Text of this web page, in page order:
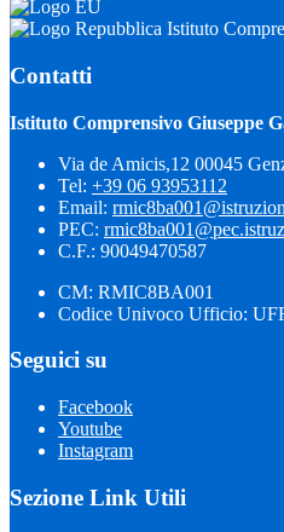
Istituto
Contatti
Istituto Comprensivo Giuseppe
Via de Amicis,12 00045
Tel: +39 06 93953112
Email:
PEC:
C.F.: 90049470587
CM: RMIC8BA001
Codice Univoco Ufficio:
Seguici su
Facebook
Youtube
Instagram
Sezione Link Utili